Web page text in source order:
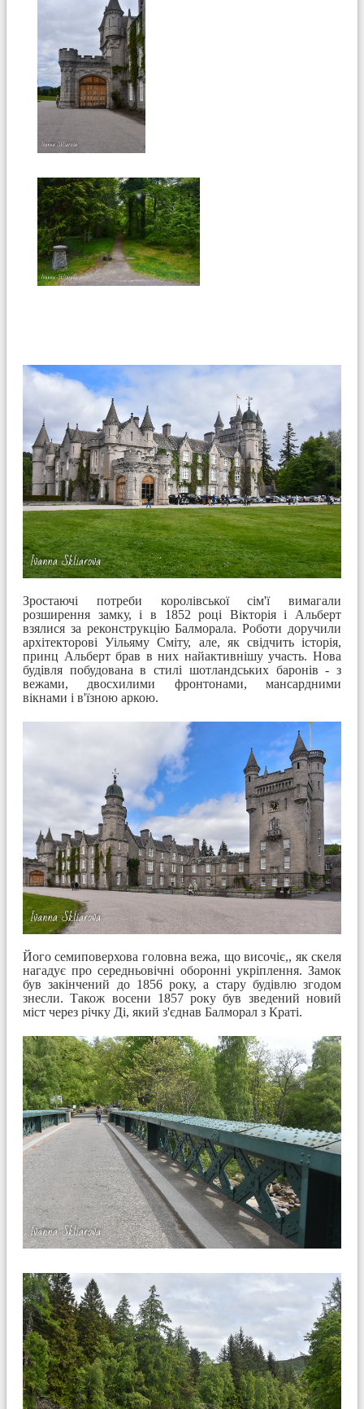
Зростаючі потреби королівської сім'ї вимагали
розширення замку, і в 1852 році Вікторія і Альберт
взялися за реконструкцію Балморала. Роботи доручили
архітекторові Уільяму Сміту, але, як свідчить історія,
принц Альберт брав в них найактивнішу участь. Нова
будівля побудована в стилі шотландських баронів - з
вежами, двосхилими фронтонами, мансардними
вікнами і в'їзною аркою.
Його семиповерхова головна вежа, що височіє,, як скеля
нагадує про середньовічні оборонні укріплення. Замок
був закінчений до 1856 року, а стару будівлю згодом
знесли. Також восени 1857 року був зведений новий
міст через річку Ді, який з'єднав Балморал з Краті.